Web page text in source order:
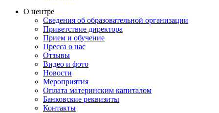
О центре
Сведения об образовательной организации
Приветствие директора
Прием и обучение
Пресса о нас
Отзывы
Видео и фото
Новости
Мероприятия
Оплата материнским капиталом
Банковские реквизиты
Контакты